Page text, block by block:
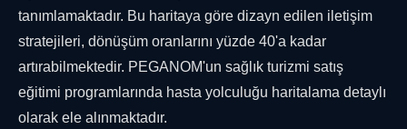
tanımlamaktadır. Bu haritaya göre dizayn edilen iletişim
stratejileri, dönüşüm oranlarını yüzde 40'a kadar
artırabilmektedir. PEGANOM'un sağlık turizmi satış
eğitimi programlarında hasta yolculuğu haritalama detaylı
olarak ele alınmaktadır.